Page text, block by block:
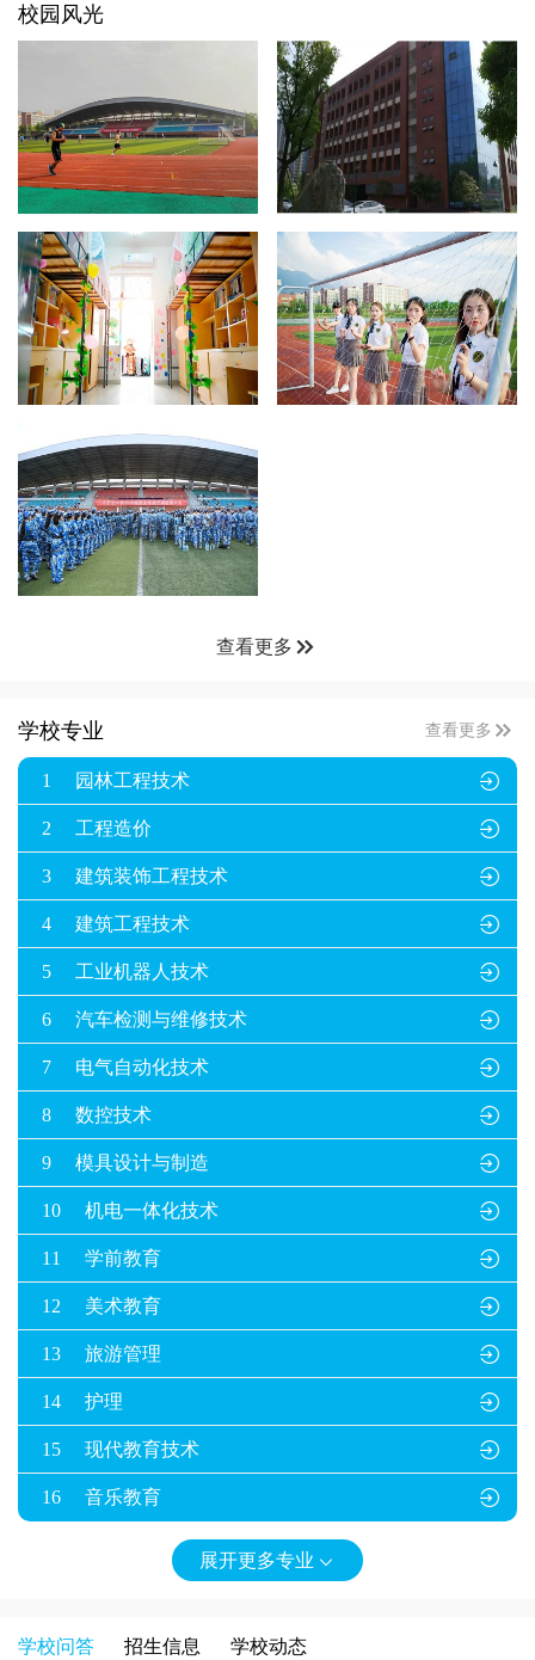
校园风光
查看更多
学校专业 查看更多

1 园林工程技术

2 工程造价

3 建筑装饰工程技术

4 建筑工程技术

5 工业机器人技术

6 汽车检测与维修技术

7 电气自动化技术

8 数控技术

9 模具设计与制造

10 机电一体化技术

11 学前教育

12 美术教育

13 旅游管理

14 护理

15 现代教育技术

16 音乐教育
展开更多专业 
学校问答 招生信息 学校动态